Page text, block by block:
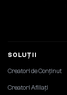
SOLUȚII
Creatori de Conținut
Creatori Afiliați